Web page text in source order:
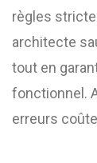
règles
architecte
tout en
fonctionnel.
erreurs